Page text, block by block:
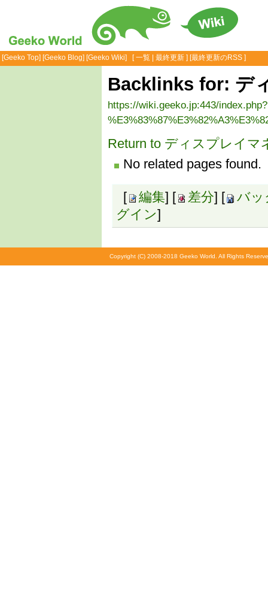
[Geeko Top] [Geeko Blog] [Geeko Wiki] [一覧 最終更新 ] [最終更新のRSS ]
Backlinks for: デ
https://wiki.geeko.jp:443/index.php?
Return to ディスプレイマ
No related pages found.
[ 編集] [ 差分] [
バッ
グイン]
Copyright (C) 2008-2018 Geeko World. All Rights